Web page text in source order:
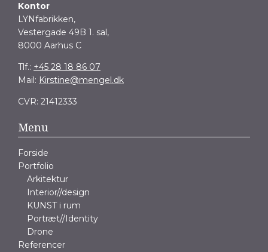
Kontor
LYNfabrikken,
Vestergade 49B 1. sal,
8000 Aarhus C
Tlf.: +45 28 18 86 07
Mail: Kirstine@mengel.dk
CVR: 21412333
Menu
Forside
Portfolio
Arkitektur
Interior//design
KUNST i rum
Portræt//Identity
Drone
Referencer